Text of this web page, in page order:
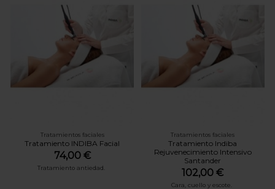
Tratamientos faciales
Tratamiento INDIBA Facial
74,00 €
Tratamiento antiedad.
Tratamientos faciales
Tratamiento Indiba
Rejuvenecimiento Intensivo
Santander
102,00 €
Cara, cuello y escote.